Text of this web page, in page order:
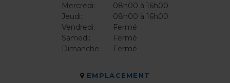
Mercredi:
08h00 à 16h00
Jeudi:
08h00 à 16h00
Vendredi:
Fermé
Samedi:
Fermé
Dimanche:
Fermé
EMPLACEMENT